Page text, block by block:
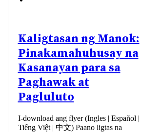
Kaligtasan ng Manok:
Pinakamahuhusay na
Kasanayan para sa
Paghawak at
Pagluluto
I-download ang flyer (Ingles | Español |
Tiếng Việt | 中文) Paano ligtas na